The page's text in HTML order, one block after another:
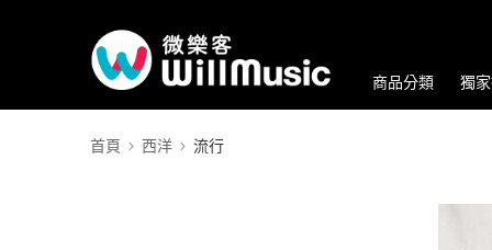
商品分類 獨
首頁 西洋 流行